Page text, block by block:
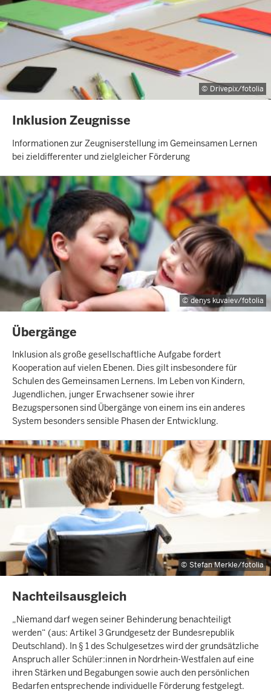
Drivepix/fotolia
INHALTSSEITE
Inklusion Zeugnisse
Informationen zur Zeugniserstellung im Gemeinsamen Lernen
bei zieldifferenter und zielgleicher Förderung
denys kuvaiev/fotolia
INHALTSSEITE
Übergänge
Inklusion als große gesellschaftliche Aufgabe fordert
Kooperation auf vielen Ebenen. Dies gilt insbesondere für
Schulen des Gemeinsamen Lernens. Im Leben von Kindern,
Jugendlichen, junger Erwachsener sowie ihrer
Bezugspersonen sind Übergänge von einem ins ein anderes
System besonders sensible Phasen der Entwicklung.
Stefan Merkle/fotolia
INHALTSSEITE
Nachteilsausgleich
„Niemand darf wegen seiner Behinderung benachteiligt
werden“ (aus: Artikel 3 Grundgesetz der Bundesrepublik
Deutschland). In § 1 des Schulgesetzes wird der grundsätzliche
Anspruch aller Schüler:innen in Nordrhein-Westfalen auf eine
ihren Stärken und Begabungen sowie auch den persönlichen
Bedarfen entsprechende individuelle Förderung festgelegt.